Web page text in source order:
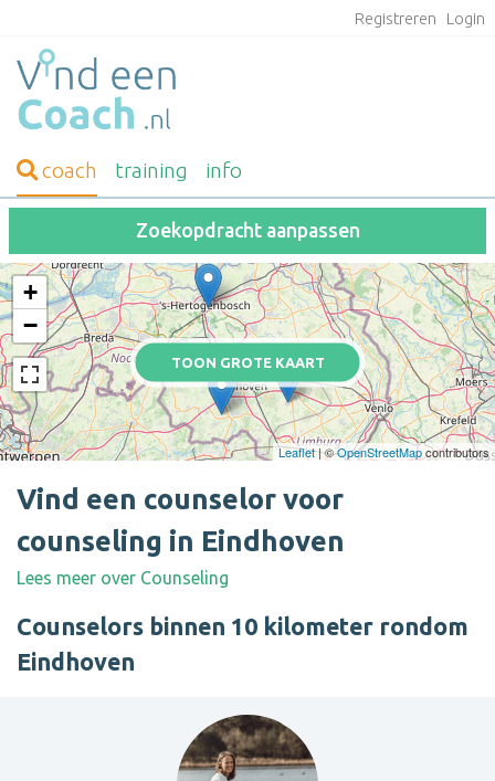
Registreren Login
coach training info
Zoekopdracht aanpassen
TOON GROTE KAART
+
−
Leaflet| ©OpenStreetMapcontributors
Vind een counselor voor
counseling in Eindhoven
Lees meer over Counseling
Counselors binnen 10 kilometer rondom
Eindhoven